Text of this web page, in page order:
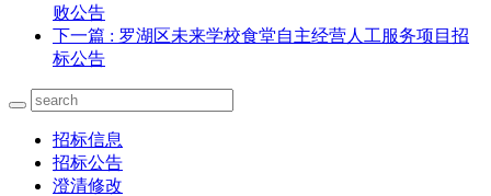
败公告
下一篇 : 罗湖区未来学校食堂自主经营人工服务项目招
标公告
招标信息
招标公告
澄清修改